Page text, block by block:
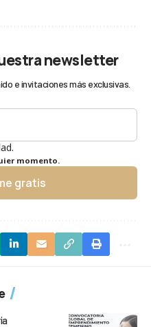
newsletter
e invitaciones más exclusivas.
momento.
gratis